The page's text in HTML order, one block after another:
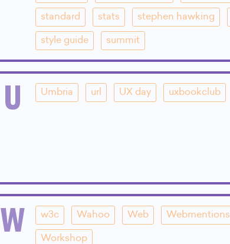
standard stats stephen hawking
style guide summit
U Umbria url UX day uxbookclub
W w3c Wahoo Web Webmentions
Workshop